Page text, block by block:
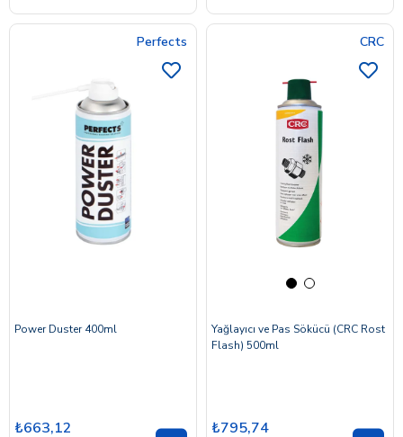
Perfects
Power Duster 400ml
₺663,12
CRC
Yağlayıcı ve Pas Sökücü (CRC Rost
Flash) 500ml
₺795,74